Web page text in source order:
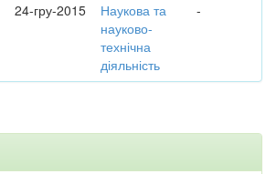
24-гру-2015
Наукова та
науково-
технічна
діяльність
-